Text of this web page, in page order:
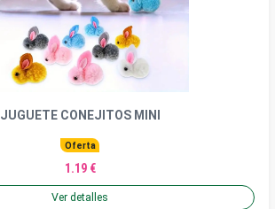
JUGUETE CONEJITOS MINI
Oferta
1.19 €
Ver detalles